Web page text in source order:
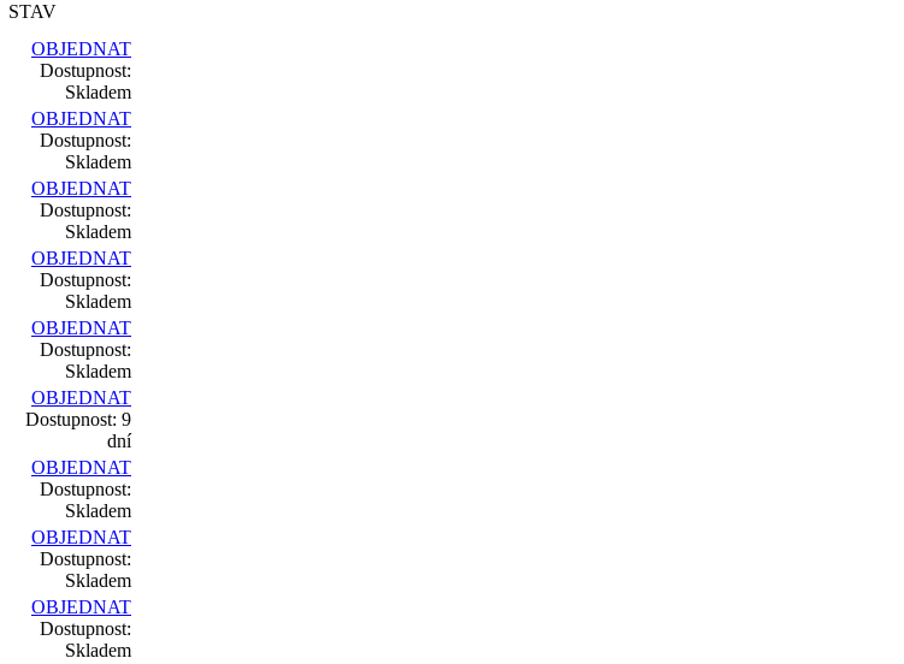
STAV
OBJEDNAT
Dostupnost:
Skladem
OBJEDNAT
Dostupnost:
Skladem
OBJEDNAT
Dostupnost:
Skladem
OBJEDNAT
Dostupnost:
Skladem
OBJEDNAT
Dostupnost:
Skladem
OBJEDNAT
Dostupnost: 9
dní
OBJEDNAT
Dostupnost:
Skladem
OBJEDNAT
Dostupnost:
Skladem
OBJEDNAT
Dostupnost:
Skladem